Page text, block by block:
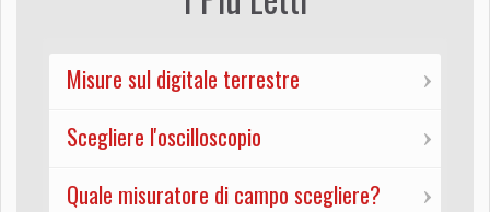
Misure sul digitale terrestre
Scegliere l'oscilloscopio
Quale misuratore di campo scegliere?